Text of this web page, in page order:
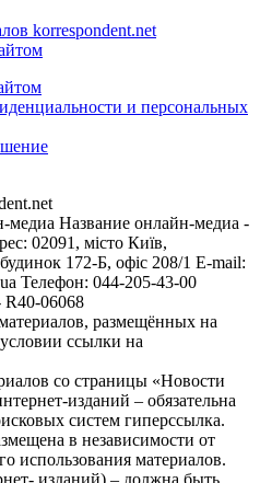
korrespondent.net
и персональных
медиа Название онлайн-медиа -
02091, місто Київ,
172-Б, офіс 208/1 E-mail:
Телефон: 044-205-43-00
06068
размещённых на
ссылки на
со страницы «Новости
изданий – обязательна
систем гиперссылка.
в независимости от
использования материалов.
изданий) – должна быть